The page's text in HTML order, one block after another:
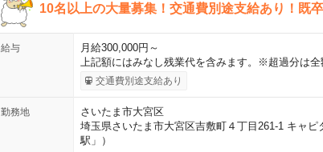
10名以上の大量募集！交通費別途支給あり！既
給与
月給300,000円～
上記額にはみなし残業代を含みます。※超過分は
交通費別途支給あり
勤務地
さいたま市大宮区
埼玉県さいたま市大宮区吉敷町４丁目261-1 キャ
駅」）